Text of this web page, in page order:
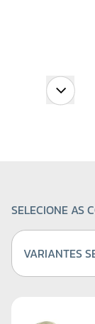
SELECIONE AS
VARIANTES